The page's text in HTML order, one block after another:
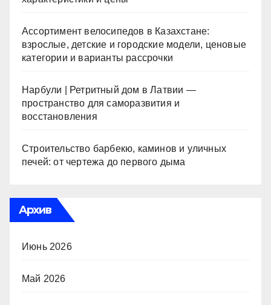
Ассортимент велосипедов в Казахстане:
взрослые, детские и городские модели, ценовые
категории и варианты рассрочки
Нарбули | Ретритный дом в Латвии —
пространство для саморазвития и
восстановления
Строительство барбекю, каминов и уличных
печей: от чертежа до первого дыма
Архив
Июнь 2026
Май 2026